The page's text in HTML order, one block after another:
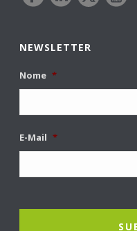
NEWSLETTER
Nome *
E-Mail *